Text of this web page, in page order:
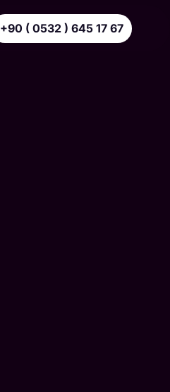
+90 ( 0532 ) 645 17 67